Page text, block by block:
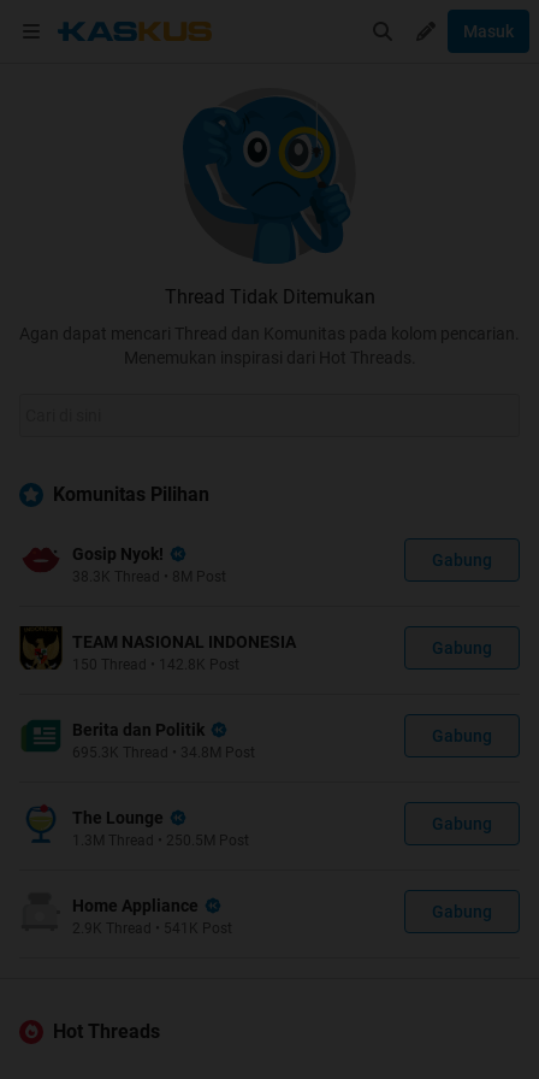
Masuk
Thread Tidak Ditemukan
Agan dapat mencari Thread dan Komunitas pada kolom pencarian.
Menemukan inspirasi dari Hot Threads.
Komunitas Pilihan
Gosip Nyok!
38.3K Thread • 8M Post
Gabung
TEAM NASIONAL INDONESIA
150 Thread • 142.8K Post
Gabung
Berita dan Politik
695.3K Thread • 34.8M Post
Gabung
The Lounge
1.3M Thread • 250.5M Post
Gabung
Home Appliance
2.9K Thread • 541K Post
Gabung
Hot Threads